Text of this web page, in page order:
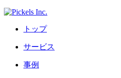
トップ
サービス
事例